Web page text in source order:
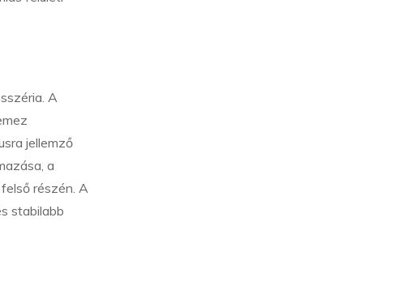
A
jellemző
a
részén. A
stabilabb